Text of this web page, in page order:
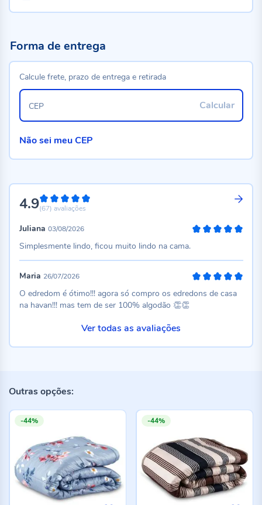
4.998%
(67) avaliações
Juliana 03/08/2026
Simplesmente lindo, ficou muito lindo na cama.
Maria 26/07/2026
O edredom é ótimo!!! agora só compro os edredons de casa
na havan!!! mas tem de ser 100% algodão 👏👏
Ver todas as avaliações
Forma de entrega
Calcule frete, prazo de entrega e retirada
Calcular
CEP
Não sei meu CEP
Outras opções:
-44% -44%